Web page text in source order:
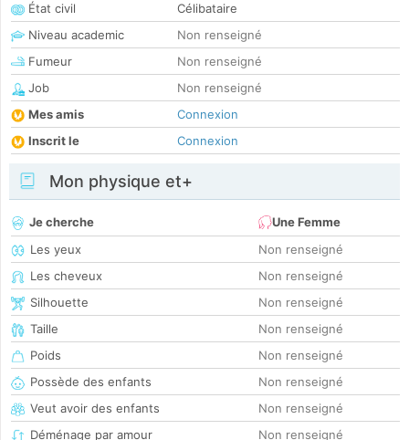
État civil
Célibataire
Niveau academic
Non renseigné
Fumeur
Non renseigné
Job
Non renseigné
Mes amis
Connexion
Inscrit le
Connexion
Mon physique et+
Je cherche
Une Femme
Les yeux
Non renseigné
Les cheveux
Non renseigné
Silhouette
Non renseigné
Taille
Non renseigné
Poids
Non renseigné
Possède des enfants
Non renseigné
Veut avoir des enfants
Non renseigné
Déménage par amour
Non renseigné